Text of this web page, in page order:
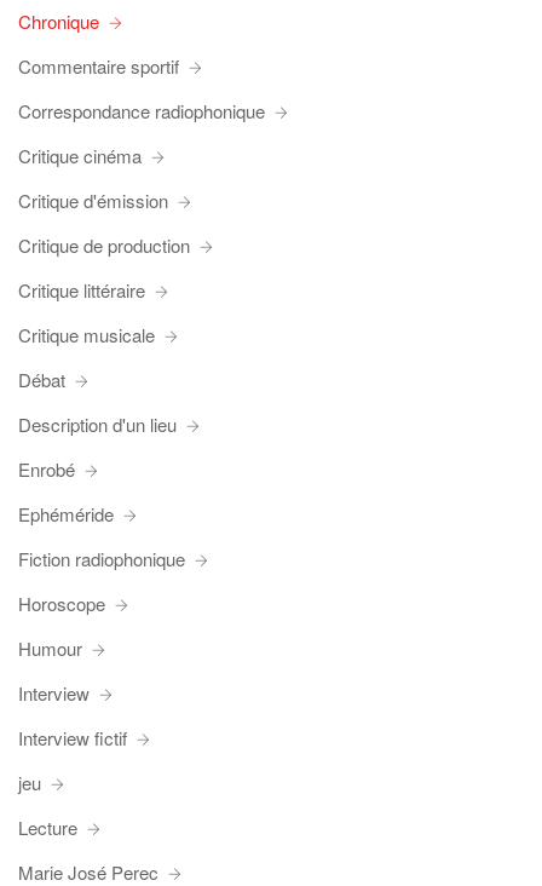
Chronique
Commentaire sportif
Correspondance radiophonique
Critique cinéma
Critique d'émission
Critique de production
Critique littéraire
Critique musicale
Débat
Description d'un lieu
Enrobé
Ephéméride
Fiction radiophonique
Horoscope
Humour
Interview
Interview fictif
jeu
Lecture
Marie José Perec